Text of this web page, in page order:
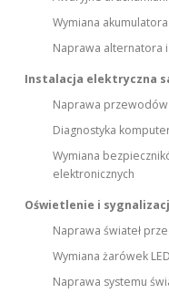
Wymiana
Naprawa alternatora
Instalacja elektryczna
Naprawa przewodów
Diagnostyka
Wymiana
elektronicznych
Oświetlenie i
Naprawa świateł
Wymiana żarówek
Naprawa systemu